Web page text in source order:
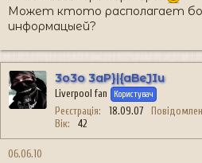
Может ктото располагает
информацыей?
3o3o 3aP}|{aBeJIu
Liverpool fan Користувач
Реєстрація 18.09.07
Вік
42
06.06.10